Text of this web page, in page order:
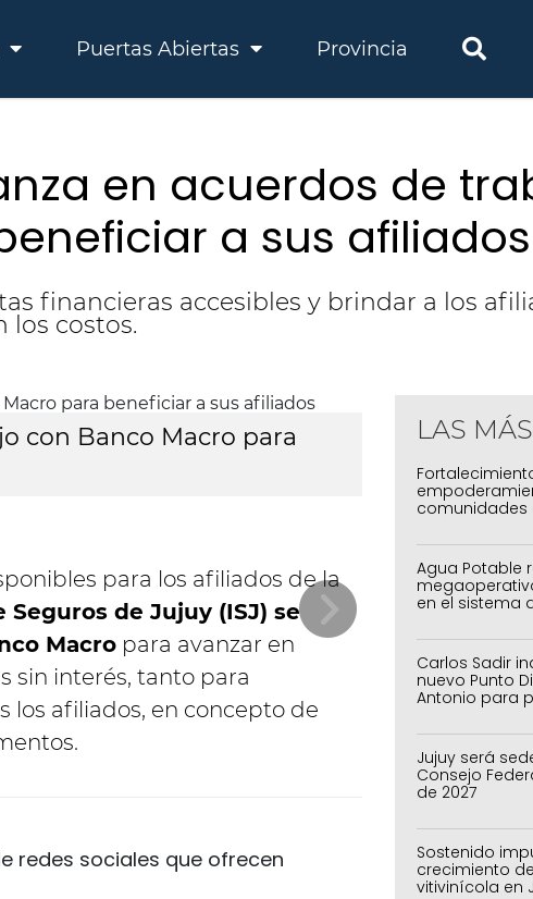
Puertas Abiertas Provincia
en acuerdos de
a sus afiliados
financieras accesibles y brindar a los
los costos.
con Banco Macro para
El ISJ
beneficiar a
para los afiliados de la
de Jujuy (ISJ) se
Macro para avanzar en
sin interés, tanto para
los afiliados, en concepto de
redes sociales que ofrecen
LAS
comunidades
Agua Potable
en el sistema
Carlos Sadir
nuevo Punto
Antonio para
inclusión
Jujuy será
Consejo
de 2027
Sostenido
crecimiento
vitivinícola en